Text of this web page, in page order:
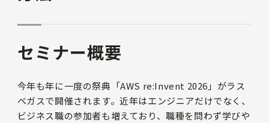
セミナー概要
今年も年に一度の祭典「AWS re:Invent 2026」がラス
ベガスで開催されます。近年はエンジニアだけでなく、
ビジネス職の参加者も増えており、職種を問わず学びや